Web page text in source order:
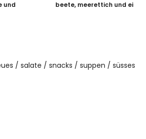
und
beete, meerettich und ei
salate snacks suppen
süsses